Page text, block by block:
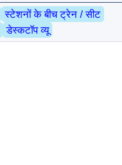
स्टेशनों के बीच ट्रेन / सीट
डेस्कटॉप व्यू